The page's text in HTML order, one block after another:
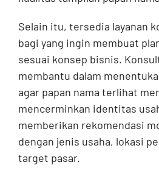
Selain itu, tersedia layanan
bagi yang ingin membuat
sesuai konsep bisnis.
membantu dalam
agar papan nama terlihat
mencerminkan identitas
memberikan rekomendasi
dengan jenis usaha, lokasi
target pasar.